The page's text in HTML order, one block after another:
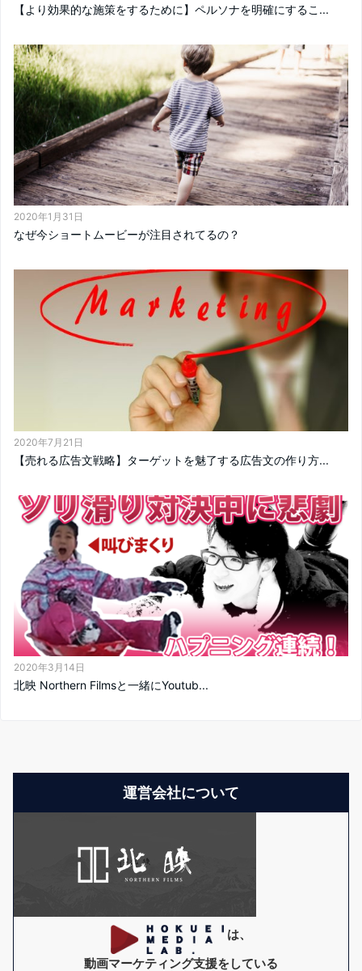
【より効果的な施策をするために】ペルソナを明確にするこ...
2020年1月31日
なぜ今ショートムービーが注目されてるの？
2020年7月21日
【売れる広告文戦略】ターゲットを魅了する広告文の作り方...
2020年3月14日
北映 Northern Filmsと一緒にYoutub...
運営会社について
は、
動画マーケティング支援をしている